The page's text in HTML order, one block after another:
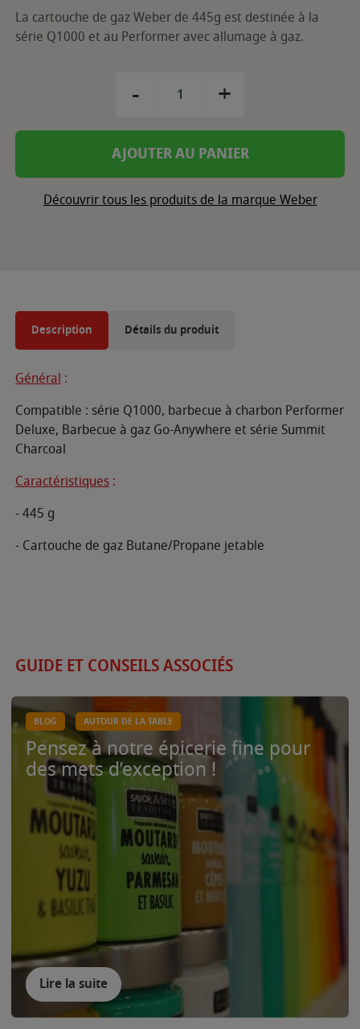
La cartouche de gaz Weber de 445g est destinée à la
série Q1000 et au Performer avec allumage à gaz.
- +
AJOUTER AU PANIER
Découvrir tous les produits de la marque Weber
Description Détails du produit
Général :
Compatible : série Q1000, barbecue à charbon Performer
Deluxe, Barbecue à gaz Go-Anywhere et série Summit
Charcoal
Caractéristiques :
- 445 g
- Cartouche de gaz Butane/Propane jetable
GUIDE ET CONSEILS ASSOCIÉS
BLOG AUTOUR DE LA TABLE
Pensez à notre épicerie fine pour
des mets d’exception !
Lire la suite